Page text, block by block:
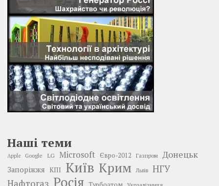
Наші теми
Apple Google LG Microsoft Євро-2012 Газпром Донецьк
Запоріжжя КПІ Київ Крим Львів
НГУ
Нафтогаз Росія